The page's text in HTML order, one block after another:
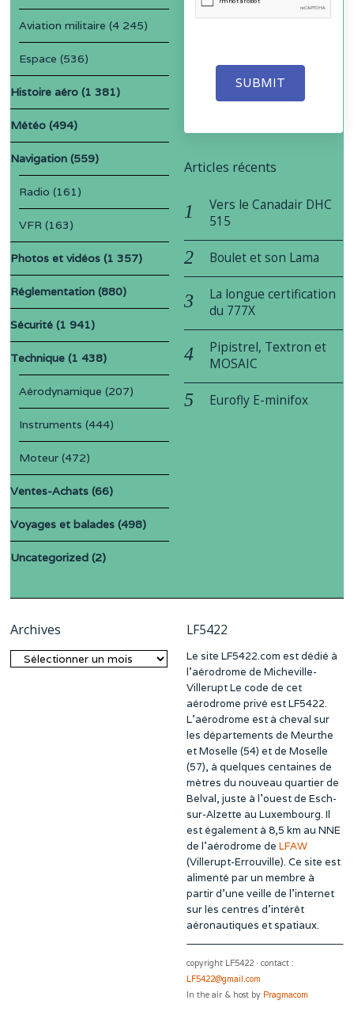
SUBMIT
Aviation militaire (4 245)
Espace (536)
Histoire aéro (1 381)
Météo (494)
Navigation (559)
Radio (161)
VFR (163)
Photos et vidéos (1 357)
Réglementation (880)
Sécurité (1 941)
Technique (1 438)
Aérodynamique (207)
Instruments (444)
Moteur (472)
Ventes-Achats (66)
Voyages et balades (498)
Uncategorized (2)
Articles récents
Vers le Canadair DHC
515
Boulet et son Lama
La longue certification
du 777X
Pipistrel, Textron et
MOSAIC
Eurofly E-minifox
Archives
Archives
LF5422
Le site LF5422.com est dédié à
l’aérodrome de Micheville-
Villerupt Le code de cet
aérodrome privé est LF5422.
L’aérodrome est à cheval sur
les départements de Meurthe
et Moselle (54) et de Moselle
(57), à quelques centaines de
mètres du nouveau quartier de
Belval, juste à l’ouest de Esch-
sur-Alzette au Luxembourg. Il
est également à 8,5 km au NNE
de l’aérodrome de LFAW
(Villerupt-Errouville). Ce site est
alimenté par un membre à
partir d’une veille de l’internet
sur les centres d’intérêt
aéronautiques et spatiaux.
copyright LF5422 · contact :
LF5422@gmail.com
In the air & host by Pragmacom